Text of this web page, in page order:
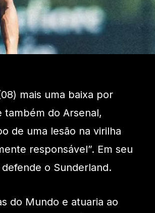
mais uma baixa por
também do Arsenal,
de uma lesão na virilha
responsável”. Em seu
o Sunderland.
do Mundo e atuaria ao